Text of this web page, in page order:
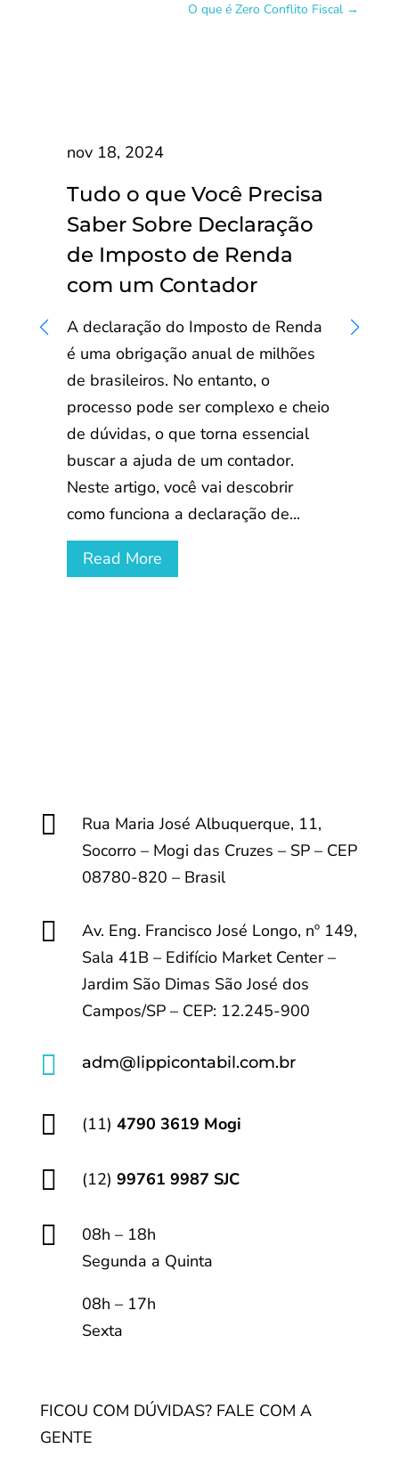
O que é Zero Conflito Fiscal →
nov 18, 2024
Tudo o que Você Precisa
Saber Sobre Declaração
de Imposto de Renda
com um Contador
A declaração do Imposto de Renda
é uma obrigação anual de milhões
de brasileiros. No entanto, o
processo pode ser complexo e cheio
de dúvidas, o que torna essencial
buscar a ajuda de um contador.
Neste artigo, você vai descobrir
como funciona a declaração de...
Read More

Rua Maria José Albuquerque, 11,
Socorro – Mogi das Cruzes – SP – CEP
08780-820 – Brasil

Av. Eng. Francisco José Longo, nº 149,
Sala 41B – Edifício Market Center –
Jardim São Dimas São José dos
Campos/SP – CEP: 12.245-900
 adm@lippicontabil.com.br
 (11) 4790 3619 Mogi
 (12) 99761 9987 SJC

08h – 18h
Segunda a Quinta
08h – 17h
Sexta
FICOU COM DÚVIDAS? FALE COM A
GENTE